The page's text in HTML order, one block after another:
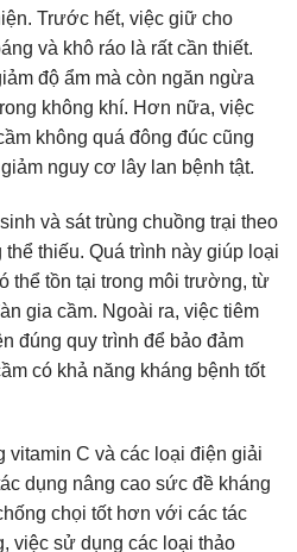
Trước hết, việc giữ cho
và khô ráo là rất cần thiết.
độ ẩm mà còn ngăn ngừa
không khí. Hơn nữa, việc
không quá đông đúc cũng
nguy cơ lây lan bệnh tật.
và sát trùng chuồng trại theo
thiếu. Quá trình này giúp loại
thể tồn tại trong môi trường, từ
gia cầm. Ngoài ra, việc tiêm
đúng quy trình để bảo đảm
có khả năng kháng bệnh tốt
vitamin C và các loại điện giải
dụng nâng cao sức đề kháng
chọi tốt hơn với các tác
việc sử dụng các loại thảo